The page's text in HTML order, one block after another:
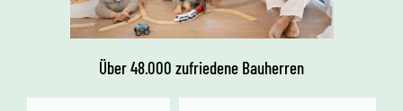
Über 48.000 zufriedene Bauherren